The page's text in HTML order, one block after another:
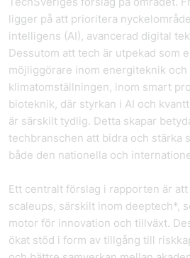
ligger på att prioritera
intelligens (AI), avancerad digital
Dessutom att tech är utpekad som
möjliggörare inom energiteknik och
klimatomställningen, inom smart
bioteknik, där styrkan i AI och
är särskilt tydlig. Detta skapar
techbranschen att bidra och stärka
både den nationella och
Ett centralt förslag i rapporten är
scaleups, särskilt inom deeptech*,
motor för innovation och tillväxt.
ökat stöd i form av tillgång till